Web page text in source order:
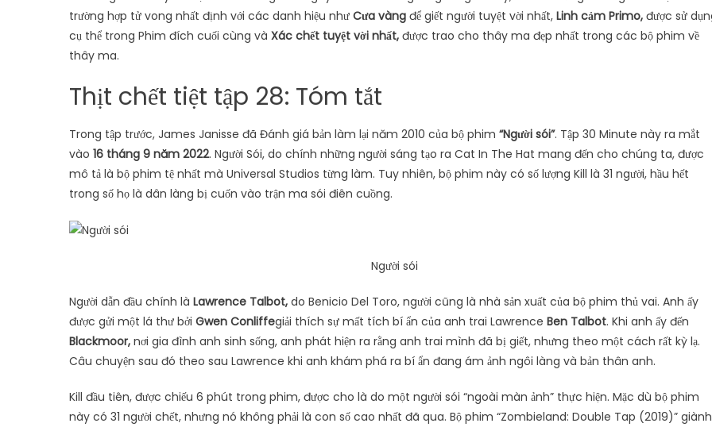
trường hợp tử vong nhất định với các danh hiệu như Cưa vàng để giết người tuyệt vời nhất, Linh cảm Primo, được sử
cụ thể trong Phim đích cuối cùng và Xác chết tuyệt vời nhất, được trao cho thây ma đẹp nhất trong các bộ phim về
thây ma.
Thịt chết tiệt tập 28: Tóm tắt
Trong tập trước, James Janisse đã Đánh giá bản làm lại năm 2010 của bộ phim “Người sói”. Tập 30 Minute này ra mắt
vào 16 tháng 9 năm 2022. Người Sói, do chính những người sáng tạo ra Cat In The Hat mang đến cho chúng ta, được
mô tả là bộ phim tệ nhất mà Universal Studios từng làm. Tuy nhiên, bộ phim này có số lượng Kill là 31 người, hầu hết
trong số họ là dân làng bị cuốn vào trận ma sói điên cuồng.
Người sói
Người dẫn đầu chính là Lawrence Talbot, do Benicio Del Toro, người cũng là nhà sản xuất của bộ phim thủ vai. Anh ấy
được gửi một lá thư bởi Gwen Conliffegiải thích sự mất tích bí ẩn của anh trai Lawrence Ben Talbot. Khi anh ấy đến
Blackmoor, nơi gia đình anh sinh sống, anh phát hiện ra rằng anh trai mình đã bị giết, nhưng theo một cách rất kỳ lạ.
Câu chuyện sau đó theo sau Lawrence khi anh khám phá ra bí ẩn đang ám ảnh ngôi làng và bản thân anh.
Kill đầu tiên, được chiếu 6 phút trong phim, được cho là do một người sói “ngoài màn ảnh” thực hiện. Mặc dù bộ phim
này có 31 người chết, nhưng nó không phải là con số cao nhất đã qua. Bộ phim “Zombieland: Double Tap (2019)” giành